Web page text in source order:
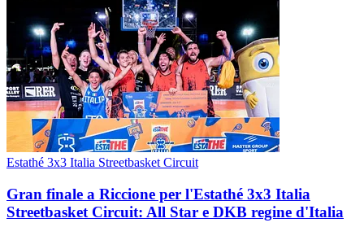
Estathé 3x3 Italia Streetbasket Circuit
Gran finale a Riccione per l'Estathé 3x3 Italia
Streetbasket Circuit: All Star e DKB regine d'Italia